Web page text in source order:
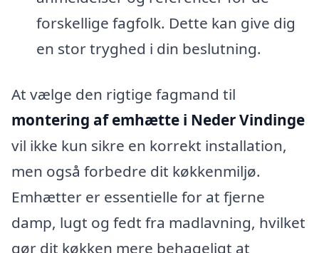
forskellige fagfolk. Dette kan give dig
en stor tryghed i din beslutning.
At vælge den rigtige fagmand til
montering af emhætte i Neder Vindinge
vil ikke kun sikre en korrekt installation,
men også forbedre dit køkkenmiljø.
Emhætter er essentielle for at fjerne
damp, lugt og fedt fra madlavning, hvilket
gør dit køkken mere behageligt at